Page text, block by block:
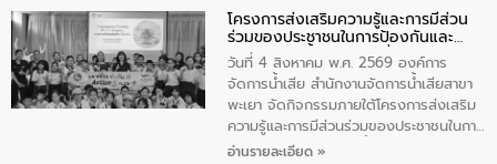
“ชุมชนร่วมใจ น้ำใสยั่งยืน” ได้บรรยายให้
ความรู้เกี่ยวกับการจัดการน้ำเสียและการใช้
ถังดักไขมันให้แก่นักเรียนโรงเรียนวัดบ่อ
(นันทวิทยา) เทศบาลนครปากเกร็ด อำเภอ
ปากเกร็ด จังหวัดนนทบุรี จำนวน 30 คน
โครงการส่งเสริมความรู้และการมีส่วน
ร่วมของประชาชนในการป้องกันและ
แก้ไขปัญหาน้ำเสียอย่างยั่งยืน
วันที่ 4 สิงหาคม พ.ศ. 2569 องค์การ
จัดการน้ำเสีย สำนักงานจัดการน้ำเสียสาขา
พะเยา จัดกิจกรรมภายใต้โครงการส่งเสริม
ความรู้และการมีส่วนร่วมของประชาชนในการ
ป้องกันและแก้ไขปัญหาน้ำเสียอย่างยั่งยืน
อ่านรายละเอียด »